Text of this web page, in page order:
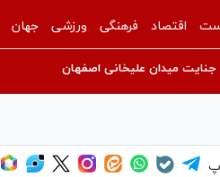
اقتصاد فرهنگی ورزشی جهان
جنایت میدان علیخانی اصفهان